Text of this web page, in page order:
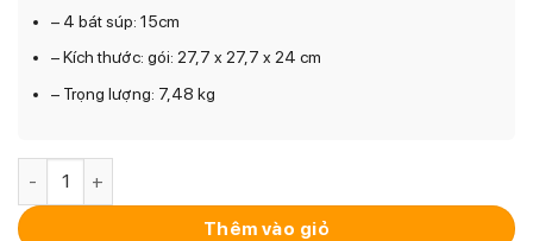
– 4 bát súp: 15cm
– Kích thước: gói: 27,7 x 27,7 x 24 cm
– Trọng lượng: 7,48 kg
Bộ đồ ăn 12 món Mikasa Jardin Midnight số lượng
Thêm vào giỏ